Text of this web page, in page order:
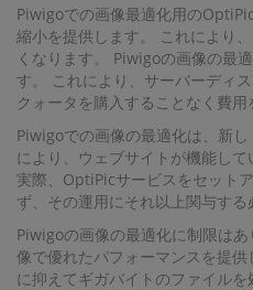
Piwigoでの画像最適化用の
縮小を提供します。 これにより
くなります。 Piwigoの画像の最
す。 これにより、サーバーディ
クォータを購入することなく費用
Piwigoでの画像の最適化は、新
により、ウェブサイトが機能して
実際、OptiPicサービスをセット
ず、その運用にそれ以上関与する
Piwigoの画像の最適化に制限は
像で優れたパフォーマンスを提
に抑えてギガバイトのファイルを